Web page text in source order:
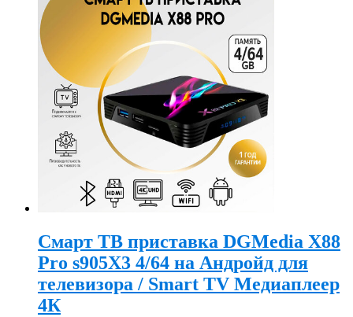
Смарт ТВ приставка DGMedia X88
Pro s905X3 4/64 на Андройд для
телевизора / Smart TV Медиаплеер
4К